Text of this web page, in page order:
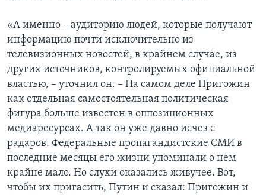
«А именно – аудиторию людей, которые получают
информацию почти исключительно из
телевизионных новостей, в крайнем случае, из
других источников, контролируемых официальной
властью, – уточнил он. – На самом деле Пригожин
как отдельная самостоятельная политическая
фигура больше известен в оппозиционных
медиаресурсах. А так он уже давно исчез с
радаров. Федеральные пропагандистские СМИ в
последние месяцы его жизни упоминали о нем
крайне мало. Но слухи оказались живучее. Вот,
чтобы их пригасить, Путин и сказал: Пригожин и